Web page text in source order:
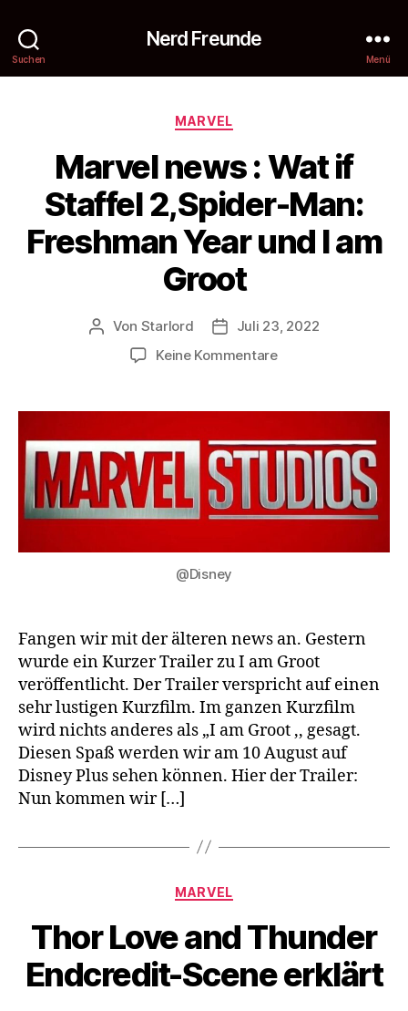
Suchen
Nerd Freunde
Menü
Kategorien
MARVEL
Marvel news : Wat if
Staffel 2,Spider-Man:
Freshman Year und l am
Groot
Beitragsautor
Von Starlord Beitragsdatum
Juli 23, 2022
Keine Kommentarezu
:
if
Staffel
2,Spider-
Man:
Year
Groot
@Disney
Fangen wir mit der älteren news an. Gestern
wurde ein Kurzer Trailer zu I am Groot
veröffentlicht. Der Trailer verspricht auf einen
sehr lustigen Kurzfilm. Im ganzen Kurzfilm
wird nichts anderes als „I am Groot ,, gesagt.
Diesen Spaß werden wir am 10 August auf
Disney Plus sehen können. Hier der Trailer:
Nun kommen wir […]
Kategorien
MARVEL
Thor Love and Thunder
Endcredit-Scene erklärt